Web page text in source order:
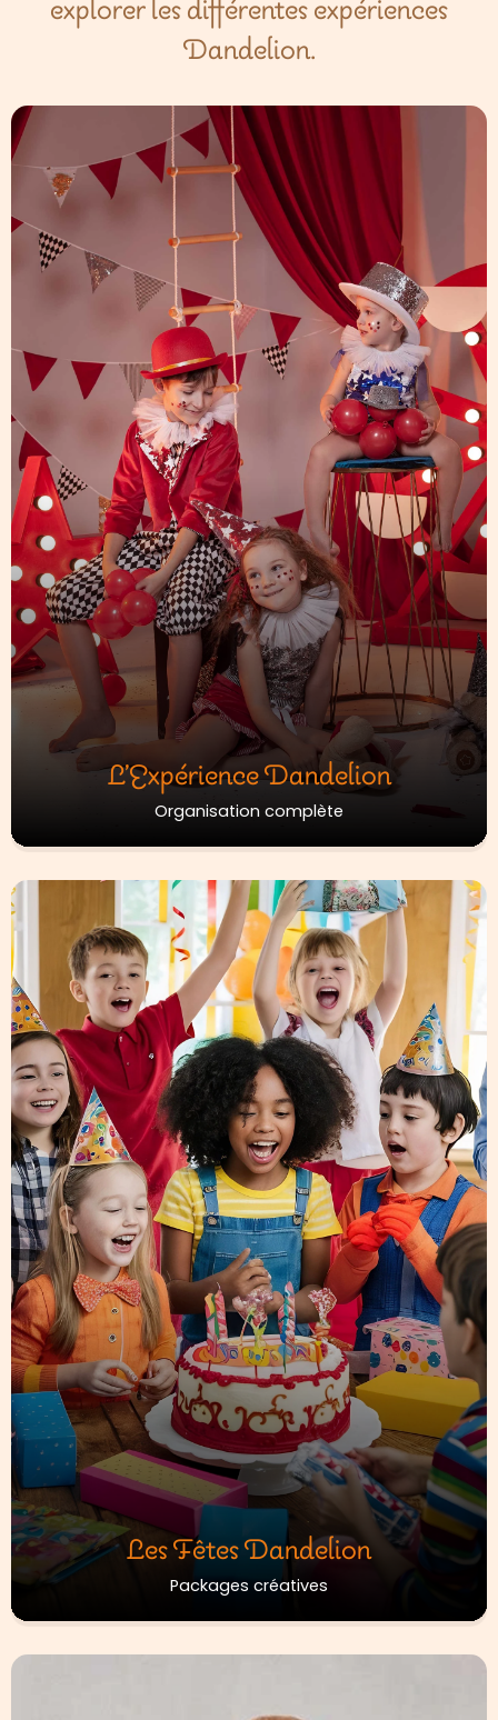
explorer les différentes expériences
Dandelion.
L’Expérience Dandelion
Organisation complète
Les Fêtes Dandelion
Packages créatives